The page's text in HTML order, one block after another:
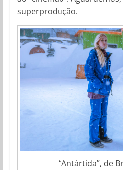
superprodução.
“Antártida”, de